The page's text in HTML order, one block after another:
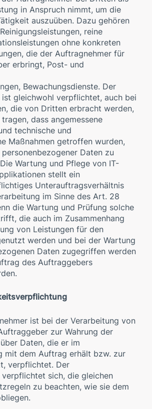
in Anspruch nimmt, um die
auszuüben. Dazu gehören
reine
ohne konkreten
die der Auftragnehmer für
erbringt, Post- und
Bewachungsdienste. Der
ist gleichwohl verpflichtet, auch bei
die von Dritten erbracht werden,
dass angemessene
technische und
Maßnahmen getroffen wurden,
Daten zu
Wartung und Pflege von IT-
stellt ein
Unterauftragsverhältnis
im Sinne des Art. 28
die Wartung und Prüfung solche
die auch im Zusammenhang
von Leistungen für den
werden und bei der Wartung
Daten zugegriffen werden
des Auftraggebers
ist bei der Verarbeitung von
zur Wahrung der
Daten, die er im
mit dem Auftrag erhält bzw. zur
verpflichtet. Der
sich, die gleichen
zu beachten, wie sie dem